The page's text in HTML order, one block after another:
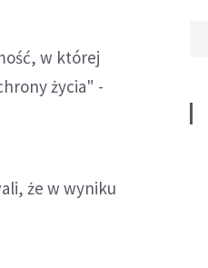
w której
życia" -
że w wyniku